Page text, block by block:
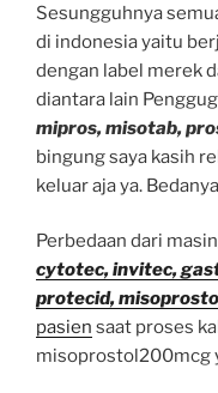
Sesungguhnya
di indonesia yaitu
dengan label merek
diantara lain
mipros, misotab,
bingung saya kasih
keluar aja ya.
Perbedaan dari
cytotec, invitec,
protecid,
pasien saat proses
misoprostol200mcg